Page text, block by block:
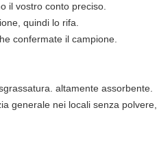
il vostro conto preciso.
quindi lo rifa
confermate il campione.
altamente assorbente.
generale nei locali senza